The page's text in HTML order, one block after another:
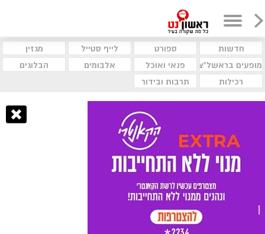
חדשות ספורט לייף סטייל
מגזין
מופעים בראשל"צ
פנאי ואוכל אלבומים
הבלוגים
רכילות
תרבות ובידור